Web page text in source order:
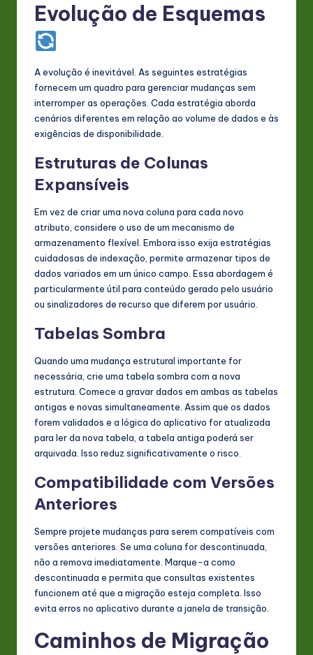
Evolução de Esquemas
A evolução é inevitável. As seguintes estratégias
fornecem um quadro para gerenciar mudanças sem
interromper as operações. Cada estratégia aborda
cenários diferentes em relação ao volume de dados e às
exigências de disponibilidade.
Estruturas de Colunas
Expansíveis
Em vez de criar uma nova coluna para cada novo
atributo, considere o uso de um mecanismo de
armazenamento flexível. Embora isso exija estratégias
cuidadosas de indexação, permite armazenar tipos de
dados variados em um único campo. Essa abordagem é
particularmente útil para conteúdo gerado pelo usuário
ou sinalizadores de recurso que diferem por usuário.
Tabelas Sombra
Quando uma mudança estrutural importante for
necessária, crie uma tabela sombra com a nova
estrutura. Comece a gravar dados em ambas as tabelas
antigas e novas simultaneamente. Assim que os dados
forem validados e a lógica do aplicativo for atualizada
para ler da nova tabela, a tabela antiga poderá ser
arquivada. Isso reduz significativamente o risco.
Compatibilidade com Versões
Anteriores
Sempre projete mudanças para serem compatíveis com
versões anteriores. Se uma coluna for descontinuada,
não a remova imediatamente. Marque-a como
descontinuada e permita que consultas existentes
funcionem até que a migração esteja completa. Isso
evita erros no aplicativo durante a janela de transição.
Caminhos de Migração